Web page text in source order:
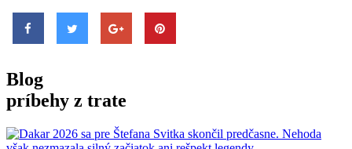
Blog
príbehy z trate